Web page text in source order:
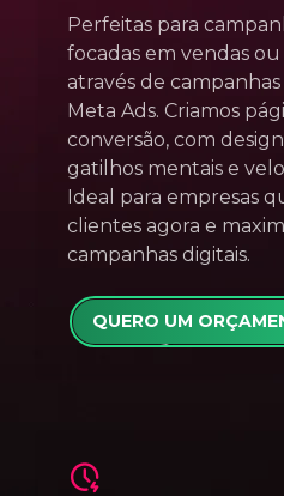
Perfeitas para
focadas em vendas
através de
Meta Ads. Criamos
conversão, com
gatilhos mentais e
Ideal para empresas
clientes agora e
campanhas digitais.
QUERO UM